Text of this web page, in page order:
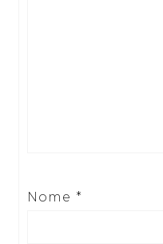
Nome *